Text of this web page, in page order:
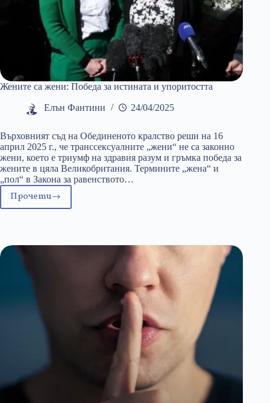
Жените са жени: Победа за истината и упоритостта
Елън Фантини 24/04/2025
Върховният съд на Обединеното кралство реши на 16
април 2025 г., че транссексуалните „жени“ не са законно
жени, което е триумф на здравия разум и гръмка победа за
жените в цяла Великобритания. Термините „жена“ и
„пол“ в Закона за равенството…
ПрочетиЖените